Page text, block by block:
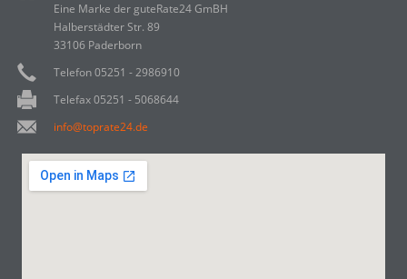
Eine Marke der guteRate24 GmBH
Halberstädter Str. 89
33106 Paderborn
Telefon 05251 - 2986910
Telefax 05251 - 5068644
info@toprate24.de